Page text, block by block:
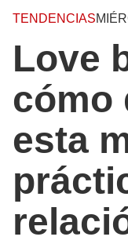
TENDENCIAS
Love
cómo
esta